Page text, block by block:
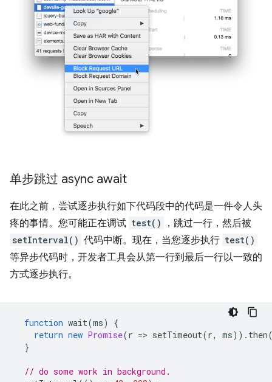
单步跳过 async await
在此之前，尝试逐步执行如下代码段中的代码是一件令人头
疼的事情。您可能正在调试 test() ，跳过一行，然后被
setInterval() 代码中断。现在，当您逐步执行 test()
等异步代码时，开发者工具会从第一行到最后一行以一致的
方式逐步执行。
function wait(ms)
{
return new Promise(r => setTimeout(r, ms)). then
}
// do some work in background.